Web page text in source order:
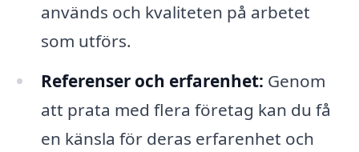
används och kvaliteten på arbetet
som utförs.
Referenser och erfarenhet: Genom
att prata med flera företag kan du få
en känsla för deras erfarenhet och